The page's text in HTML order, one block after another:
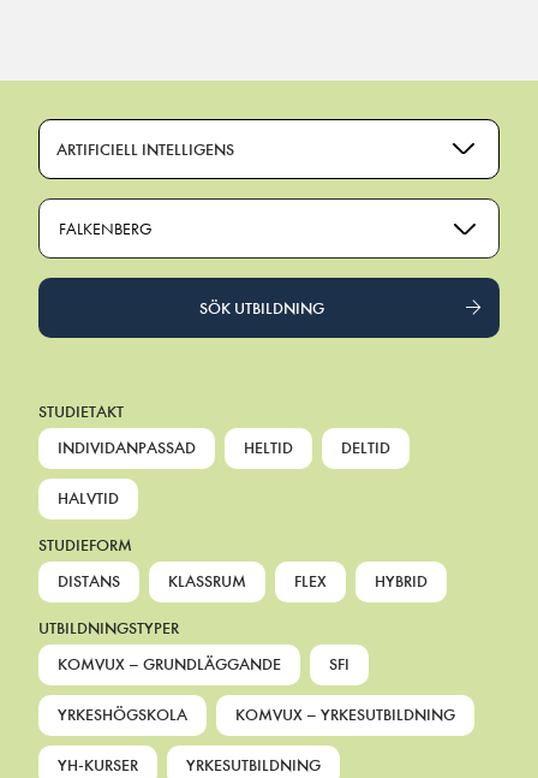
ARTIFICIELL INTELLIGENS
FALKENBERG
SÖK UTBILDNING
STUDIETAKT
INDIVIDANPASSAD
HELTID DELTID
HALVTID
STUDIEFORM
DISTANS
KLASSRUM FLEX HYBRID
UTBILDNINGSTYPER
KOMVUX – GRUNDLÄGGANDE
SFI
YRKESHÖGSKOLA KOMVUX – YRKESUTBILDNING
YH-KURSER YRKESUTBILDNING